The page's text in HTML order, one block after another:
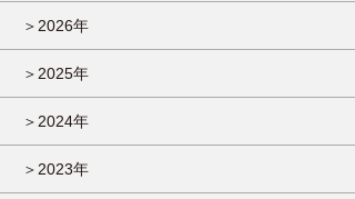
＞2026年
＞2025年
＞2024年
＞2023年